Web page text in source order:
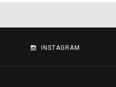
INSTAGRAM